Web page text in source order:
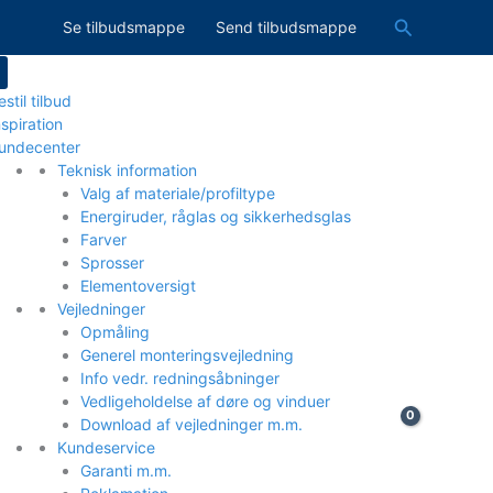
Se tilbudsmappe Send tilbudsmappe Søg
tilbud
Teknisk information
Valg af materiale/profiltype
Energiruder, råglas og sikkerhedsglas
Farver
Sprosser
Elementoversigt
Vejledninger
Opmåling
Generel monteringsvejledning
Info vedr. redningsåbninger
Vedligeholdelse af døre og vinduer
Download af vejledninger m.m.
Kundeservice
Garanti m.m.